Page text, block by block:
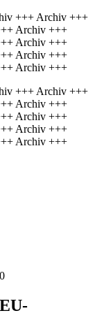
+++ Archiv +++
Archiv +++
Archiv +++
Archiv +++
Archiv +++
+++ Archiv +++
Archiv +++
Archiv +++
Archiv +++
Archiv +++